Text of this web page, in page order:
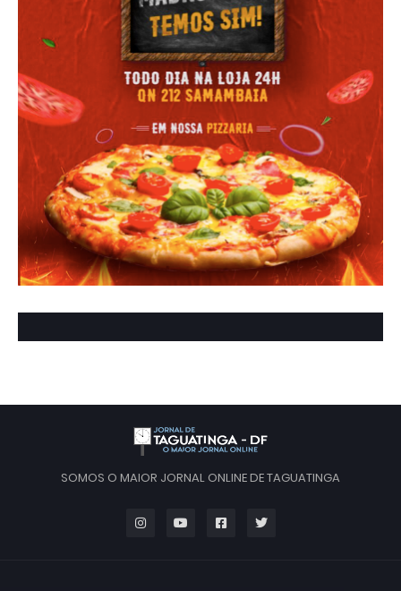
SOMOS O MAIOR JORNAL ONLINE DE TAGUATINGA